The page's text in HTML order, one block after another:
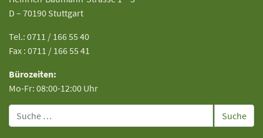
D – 70190 Stuttgart
Tel.: 0711 / 166 55 40
Fax : 0711 / 166 55 41
Bürozeiten:
Mo-Fr: 08:00-12:00 Uhr
Suche